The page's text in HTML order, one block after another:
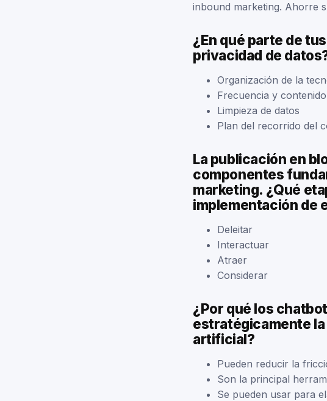
inbound marketing. Ahorre
¿En qué parte de
privacidad de
Organización de la
Frecuencia y contenido
Limpieza de datos
Plan del recorrido del
La publicación en
componentes
marketing. ¿Qué
implementación de
Deleitar
Interactuar
Atraer
Considerar
¿Por qué los
estratégicamente
artificial?
Pueden reducir la
Son la principal
Se pueden usar para